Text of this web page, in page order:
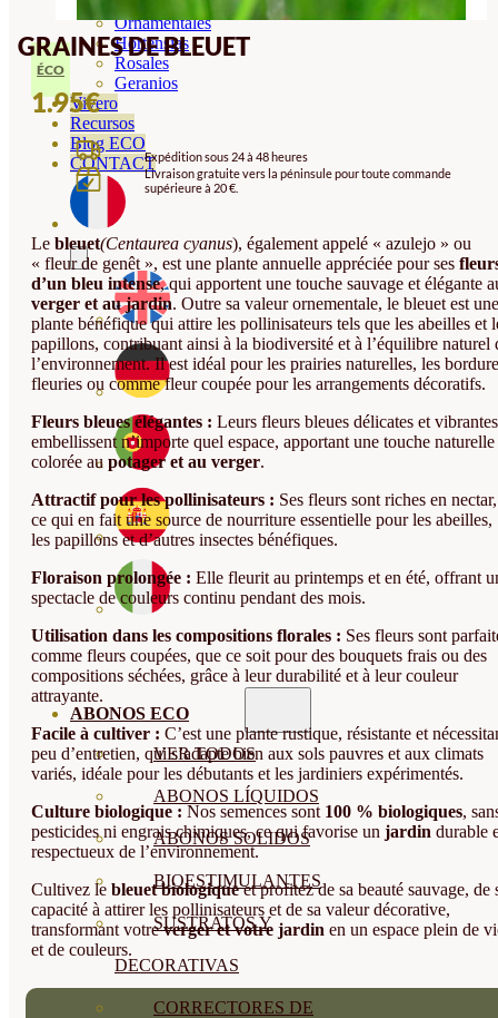
Ornamentales
Hortensias
Rosales
Geranios
Vivero
Recursos
Blog ECO
CONTACT
ABONOS ECO
VER TODOS
ABONOS LÍQUIDOS
ABONOS SOLIDOS
BIOESTIMULANTES
SUSTRATOS Y
DECORATIVAS
CORRECTORES DE
GRAINES DE BLEUET
ÉCO
1.95€
Expédition sous 24 à 48 heures
Livraison gratuite vers la péninsule pour toute commande
supérieure à 20 €.
Le bleuet(Centaurea cyanus), également appelé « azulejo » ou
« fleur de genêt », est une plante annuelle appréciée pour ses
d’un bleu intense, qui apportent une touche sauvage et élégante
verger et au jardin. Outre sa valeur ornementale, le bleuet est une
plante bénéfique qui attire les pollinisateurs tels que les abeilles et
papillons, contribuant ainsi à la biodiversité et à l’équilibre naturel
l’environnement. Il est idéal pour les prairies naturelles, les
fleuries ou comme fleur coupée pour les arrangements décoratifs.
Fleurs bleues élégantes : Leurs fleurs bleues délicates et vibrantes
embellissent n’importe quel espace, apportant une touche naturelle
colorée au potager et au verger.
Attractif pour les pollinisateurs : Ses fleurs sont riches en nectar,
ce qui en fait une source de nourriture essentielle pour les abeilles,
les papillons et d’autres insectes bénéfiques.
Floraison prolongée : Elle fleurit au printemps et en été, offrant
spectacle de couleurs continu pendant des mois.
Utilisation dans les compositions florales : Ses fleurs sont
comme fleurs coupées, que ce soit pour des bouquets frais ou des
compositions séchées, grâce à leur durabilité et à leur couleur
attrayante.
Facile à cultiver : C’est une plante rustique, résistante et
peu d’entretien, qui s’adapte bien aux sols pauvres et aux climats
variés, idéale pour les débutants et les jardiniers expérimentés.
Culture biologique : Nos semences sont 100 % biologiques,
pesticides ni engrais chimiques, ce qui favorise un jardin durable
respectueux de l’environnement.
Cultivez le bleuet biologiqueet profitez de sa beauté sauvage, de
capacité à attirer les pollinisateurs et de sa valeur décorative,
transformant votreverger et votre jardin en un espace plein de
et de couleurs.